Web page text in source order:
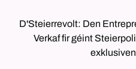
D'Steierrevolt: Den
Verkaf fir géint